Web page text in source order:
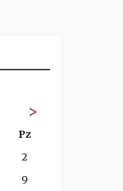
>
Pz
2
9